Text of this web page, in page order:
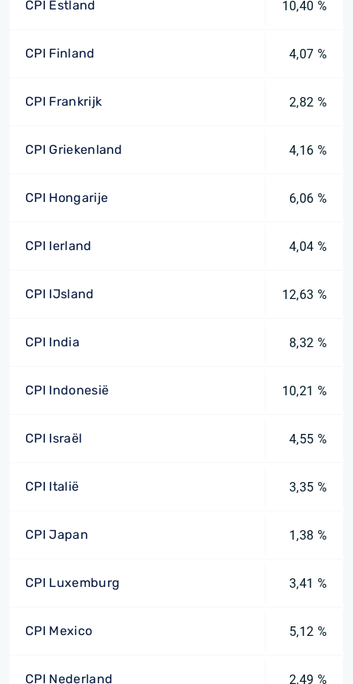
CPI Estland 10,40 %
CPI Finland 4,07 %
CPI Frankrijk 2,82 %
CPI Griekenland 4,16 %
CPI Hongarije 6,06 %
CPI Ierland 4,04 %
CPI IJsland 12,63 %
CPI India 8,32 %
CPI Indonesië 10,21 %
CPI Israël 4,55 %
CPI Italië 3,35 %
CPI Japan 1,38 %
CPI Luxemburg 3,41 %
CPI Mexico 5,12 %
CPI Nederland 2,49 %